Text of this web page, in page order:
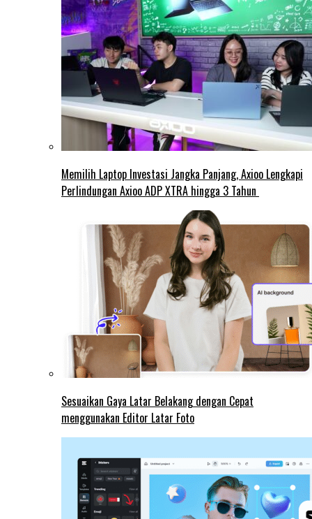
Memilih Laptop Investasi Jangka Panjang, Axioo Lengkapi
Perlindungan Axioo ADP XTRA hingga 3 Tahun
Sesuaikan Gaya Latar Belakang dengan Cepat
menggunakan Editor Latar Foto